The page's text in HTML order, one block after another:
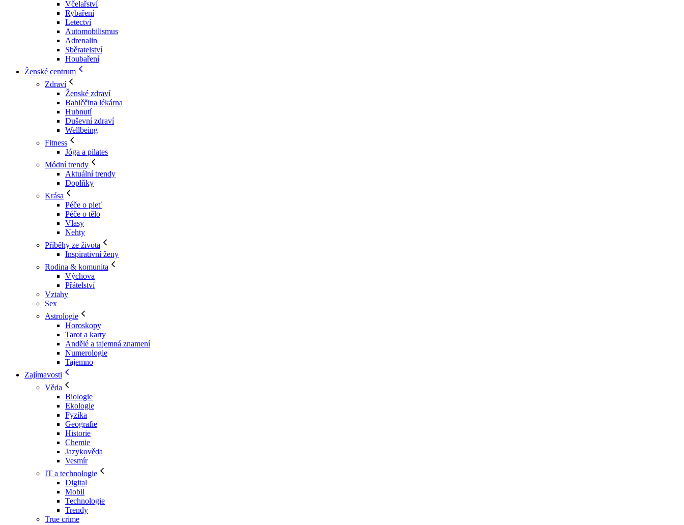
Včelařství
Rybaření
Letectví
Automobilismus
Adrenalin
Sběratelství
Houbaření
Ženské centrum
Zdraví
Ženské zdraví
Babiččina lékárna
Hubnutí
Duševní zdraví
Wellbeing
Fitness
Jóga a pilates
Módní trendy
Aktuální trendy
Doplňky
Krása
Péče o pleť
Péče o tělo
Vlasy
Nehty
Příběhy ze života
Inspirativní ženy
Rodina & komunita
Výchova
Přátelství
Vztahy
Sex
Astrologie
Horoskopy
Tarot a karty
Andělé a tajemná znamení
Numerologie
Tajemno
Zajímavosti
Věda
Biologie
Ekologie
Fyzika
Geografie
Historie
Chemie
Jazykověda
Vesmír
IT a technologie
Digital
Mobil
Technologie
Trendy
True crime